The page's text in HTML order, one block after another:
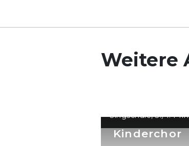
Weitere
Kinderchor
Singschule, 3./4.